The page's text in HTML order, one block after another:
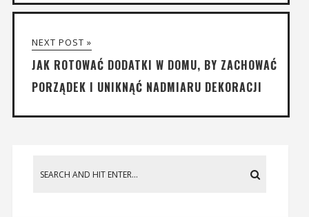
NEXT POST »
JAK ROTOWAĆ DODATKI W DOMU, BY ZACHOWAĆ
PORZĄDEK I UNIKNĄĆ NADMIARU DEKORACJI